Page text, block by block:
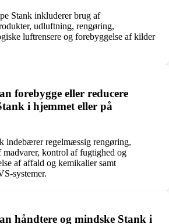
Stank inkluderer brug af
udluftning, rengøring,
luftrensere og forebyggelse af kilder
forebygge eller reducere
i hjemmet eller på
indebærer regelmæssig rengøring,
kontrol af fugtighed og
af affald og kemikalier samt
systemer.
håndtere og mindske Stank i